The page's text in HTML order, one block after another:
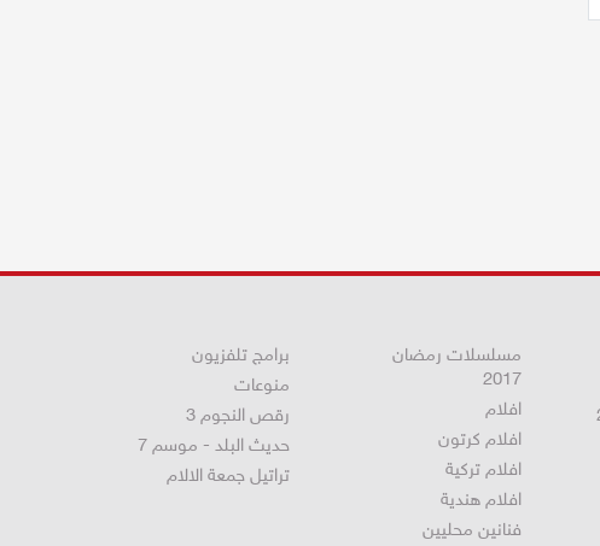
مسلسلات رمضان
2017
افلام
افلام كرتون
افلام تركية
افلام هندية
فنانين محليين
برامج تلفزيون
منوعات
رقص النجوم 3
حديث البلد - موسم 7
تراتيل جمعة الالام